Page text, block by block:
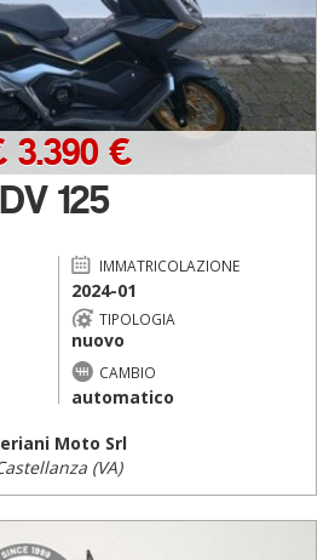
125
3.390 €
IMMATRICOLAZIONE
2024-01
TIPOLOGIA
nuovo
CAMBIO
automatico
Moto Srl
(VA)